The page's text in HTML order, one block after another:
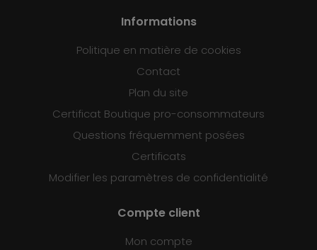
Informations
Politique en matière de cookies
Contact
Plan du site
Certificat Boutique pro-consommateurs
Questions fréquemment posées
Certificats
Modifier les paramètres de confidentialité
Compte client
Mon compte